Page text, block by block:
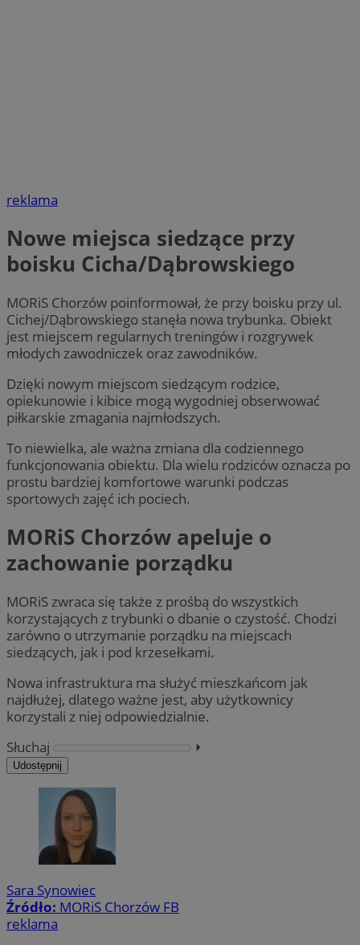
reklama
Nowe miejsca siedzące przy
boisku Cicha/Dąbrowskiego
MORiS Chorzów poinformował, że przy boisku przy ul.
Cichej/Dąbrowskiego stanęła nowa trybunka. Obiekt
jest miejscem regularnych treningów i rozgrywek
młodych zawodniczek oraz zawodników.
Dzięki nowym miejscom siedzącym rodzice,
opiekunowie i kibice mogą wygodniej obserwować
piłkarskie zmagania najmłodszych.
To niewielka, ale ważna zmiana dla codziennego
funkcjonowania obiektu. Dla wielu rodziców oznacza po
prostu bardziej komfortowe warunki podczas
sportowych zajęć ich pociech.
MORiS Chorzów apeluje o
zachowanie porządku
MORiS zwraca się także z prośbą do wszystkich
korzystających z trybunki o dbanie o czystość. Chodzi
zarówno o utrzymanie porządku na miejscach
siedzących, jak i pod krzesełkami.
Nowa infrastruktura ma służyć mieszkańcom jak
najdłużej, dlatego ważne jest, aby użytkownicy
korzystali z niej odpowiedzialnie.
Słuchaj
⏵︎
Udostępnij
Sara Synowiec
Źródło: MORiS Chorzów FB
reklama